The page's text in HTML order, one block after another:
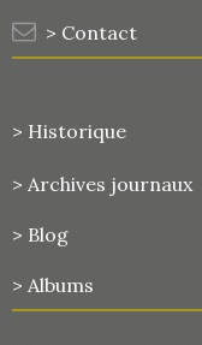
> Contact
> Historique
> Archives journaux
> Blog
> Albums